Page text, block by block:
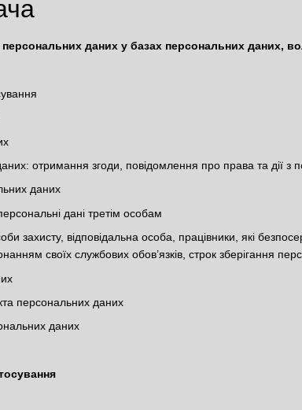
даних у базах персональних даних,
отримання згоди, повідомлення про права та дії з
даних
дані третім особам
захисту, відповідальна особа, працівники, які
своїх службових обов’язків, строк зберігання
персональних даних
даних